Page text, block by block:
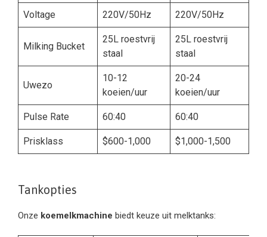
Voltage 220V/50Hz 220V/50Hz
Milking Bucket
25L roestvrij
staal
25L roestvrij
staal
Uwezo
10-12
koeien/uur
20-24
koeien/uur
Pulse Rate 60:40 60:40
Prisklass $600-1,000 $1,000-1,500
Tankopties
Onze koemelkmachine biedt keuze uit melktanks: